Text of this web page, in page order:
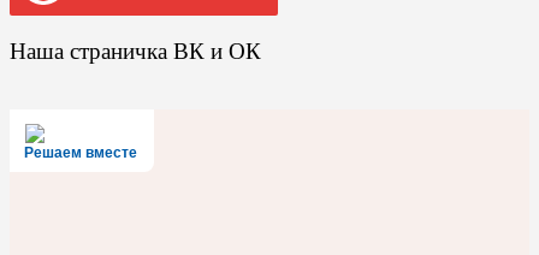
Наша страничка ВК и ОК
Решаем вместе